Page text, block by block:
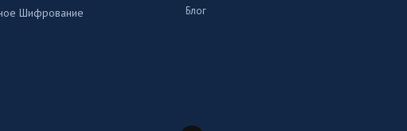
Шифрование
Блог